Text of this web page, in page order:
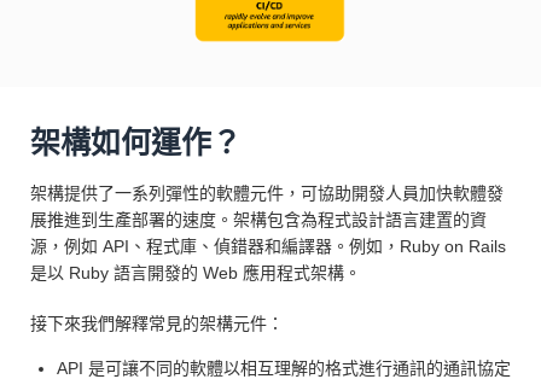
架構如何運作？
架構提供了一系列彈性的軟體元件，可協助開發人員加快軟體發
展推進到生產部署的速度。架構包含為程式設計語言建置的資
源，例如 API、程式庫、偵錯器和編譯器。例如，Ruby on Rails
是以 Ruby 語言開發的 Web 應用程式架構。
接下來我們解釋常見的架構元件：
API 是可讓不同的軟體以相互理解的格式進行通訊的通訊協定